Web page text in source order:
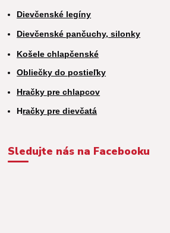
Dievčenské legíny
Dievčenské pančuchy, silonky
Košele chlapčenské
Obliečky do postieľky
Hračky pre chlapcov
Hračky pre dievčatá
Sledujte nás na Facebooku